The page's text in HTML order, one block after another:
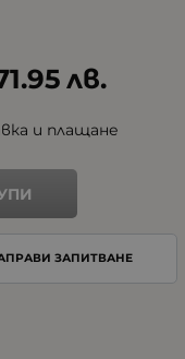
лв.
и плащане
ЗАПИТВАНЕ